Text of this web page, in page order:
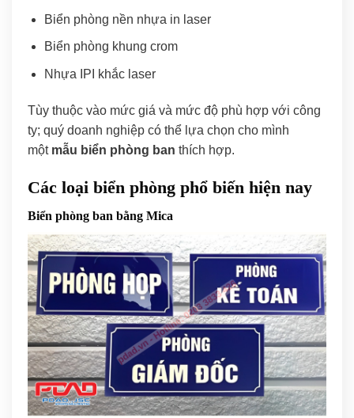
Biển phòng nền nhựa in laser
Biển phòng khung crom
Nhựa IPI khắc laser
Tùy thuộc vào mức giá và mức độ phù hợp với công
ty; quý doanh nghiệp có thể lựa chọn cho mình
một mẫu biển phòng ban thích hợp.
Các loại biển phòng phổ biến hiện nay
Biển phòng ban bằng Mica